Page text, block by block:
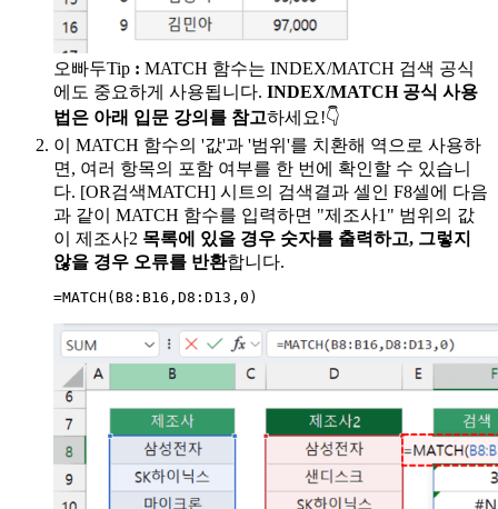
오빠두Tip : MATCH 함수는 INDEX/MATCH 검색 공식
에도 중요하게 사용됩니다. INDEX/MATCH 공식 사용
법은 아래 입문 강의를 참고하세요!👇
이 MATCH 함수의 '값'과 '범위'를 치환해 역으로 사용하
면, 여러 항목의 포함 여부를 한 번에 확인할 수 있습니
다. [OR검색MATCH] 시트의 검색결과 셀인 F8셀에 다음
과 같이 MATCH 함수를 입력하면 "제조사1" 범위의 값
이 제조사2 목록에 있을 경우 숫자를 출력하고, 그렇지
않을 경우 오류를 반환합니다.
=MATCH ( B8:B16 , D8:D13 , 0 )